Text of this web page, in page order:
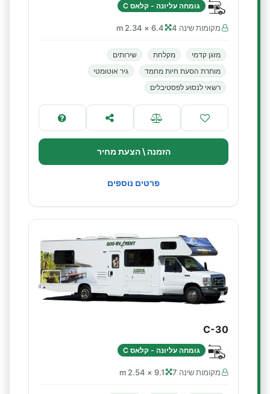
גומחה עליונה - קלאס C
מקומות שינה 4 6.4 × 2.34 m
מזגן קדמי מקלחת
שירותים
מותרת הסעת חיות מחמד
גיר אוטומטי
רשאי לנסוע לפסטיבלים
הזמנה \ הצעת מחיר
פרטים נוספים
C-30
גומחה עליונה - קלאס C
מקומות שינה 7 9.1 × 2.54 m